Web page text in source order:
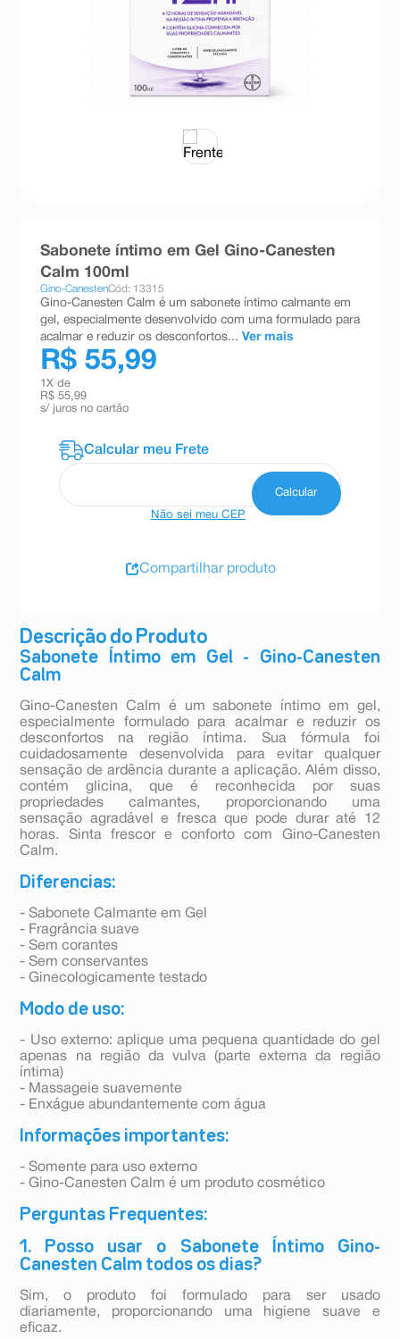
Descrição do Produto
Sabonete Íntimo em Gel - Gino-Canesten
Calm
Gino-Canesten Calm é um sabonete íntimo em gel,
especialmente formulado para acalmar e reduzir os
desconfortos na região íntima. Sua fórmula foi
cuidadosamente desenvolvida para evitar qualquer
sensação de ardência durante a aplicação. Além disso,
contém glicina, que é reconhecida por suas
propriedades calmantes, proporcionando uma
sensação agradável e fresca que pode durar até 12
horas. Sinta frescor e conforto com Gino-Canesten
Calm.
Diferencias:
- Sabonete Calmante em Gel
- Fragrância suave
- Sem corantes
- Sem conservantes
- Ginecologicamente testado
Modo de uso:
- Uso externo: aplique uma pequena quantidade do gel
apenas na região da vulva (parte externa da região
íntima)
- Massageie suavemente
- Enxágue abundantemente com água
Informações importantes:
- Somente para uso externo
- Gino-Canesten Calm é um produto cosmético
Perguntas Frequentes:
1. Posso usar o Sabonete Íntimo Gino-
Canesten Calm todos os dias?
Sim, o produto foi formulado para ser usado
diariamente, proporcionando uma higiene suave e
eficaz.
Sabonete íntimo em Gel Gino-Canesten
Calm 100ml
Gino-CanestenCód: 13315
Gino-Canesten Calm é um sabonete íntimo calmante em
gel, especialmente desenvolvido com uma formulado para
acalmar e reduzir os desconfortos... Ver mais
R$ 55,99
1 X de
R$ 55,99
s/ juros no cartão
Não sei meu CEP
Compartilhar produto